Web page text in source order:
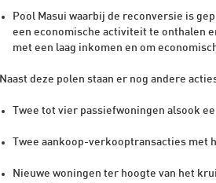
Pool Masui waarbij de reconversie is
een economische activiteit te onthalen
met een laag inkomen en om
Naast deze polen staan er nog andere
Twee tot vier passiefwoningen alsook
Twee aankoop-verkooptransacties met
Nieuwe woningen ter hoogte van het